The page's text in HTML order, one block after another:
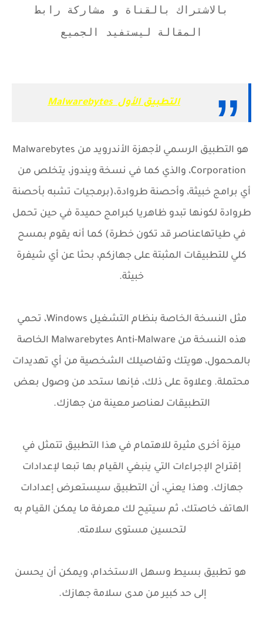
بالاشتراك بالقناة و مشاركة رابط
المقالة ليستفيد الجميع
التطبيق الأول Malwarebytes
هو التطبيق الرسمي لأجهزة الأندرويد من Malwarebytes
Corporation، والذي كما في نسخة ويندوز، يتخلص من
أي برامج خبيثة، وأحصنة طروادة،(برمجيات تشبه بأحصنة
طروادة لكونها تبدو ظاهريا كبرامج حميدة في حين تحمل
في طياتهاعناصر قد تكون خطرة) كما أنه يقوم بمسح
كلي للتطبيقات المثبتة على جهازكم، بحثا عن أي شيفرة
خبيثة.
مثل النسخة الخاصة بنظام التشغيل Windows، تحمي
هذه النسخة من Malwarebytes Anti-Malware الخاصة
بالمحمول، هويتك وتفاصيلك الشخصية من أي تهديدات
محتملة. وعلاوة على ذلك، فإنها ستحد من وصول بعض
التطبيقات لعناصر معينة من جهازك.
ميزة أخرى مثيرة للاهتمام في هذا التطبيق تتمثل في
إقتراح الإجراءات التي ينبغي القيام بها تبعا لإعدادات
جهازك. وهذا يعني، أن التطبيق سيستعرض إعدادات
الهاتف خاصتك، ثم سيتيح لك معرفة ما يمكن القيام به
لتحسين مستوى سلامته.
هو تطبيق بسيط وسهل الاستخدام، ويمكن أن يحسن
إلى حد كبير من مدى سلامة جهازك.